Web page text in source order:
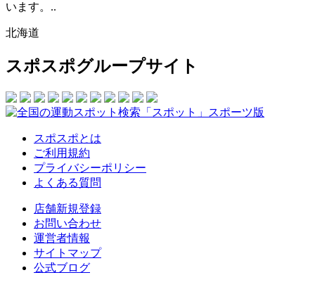
います。..
北海道
スポスポグループサイト
スポスポとは
ご利用規約
プライバシーポリシー
よくある質問
店舗新規登録
お問い合わせ
運営者情報
サイトマップ
公式ブログ